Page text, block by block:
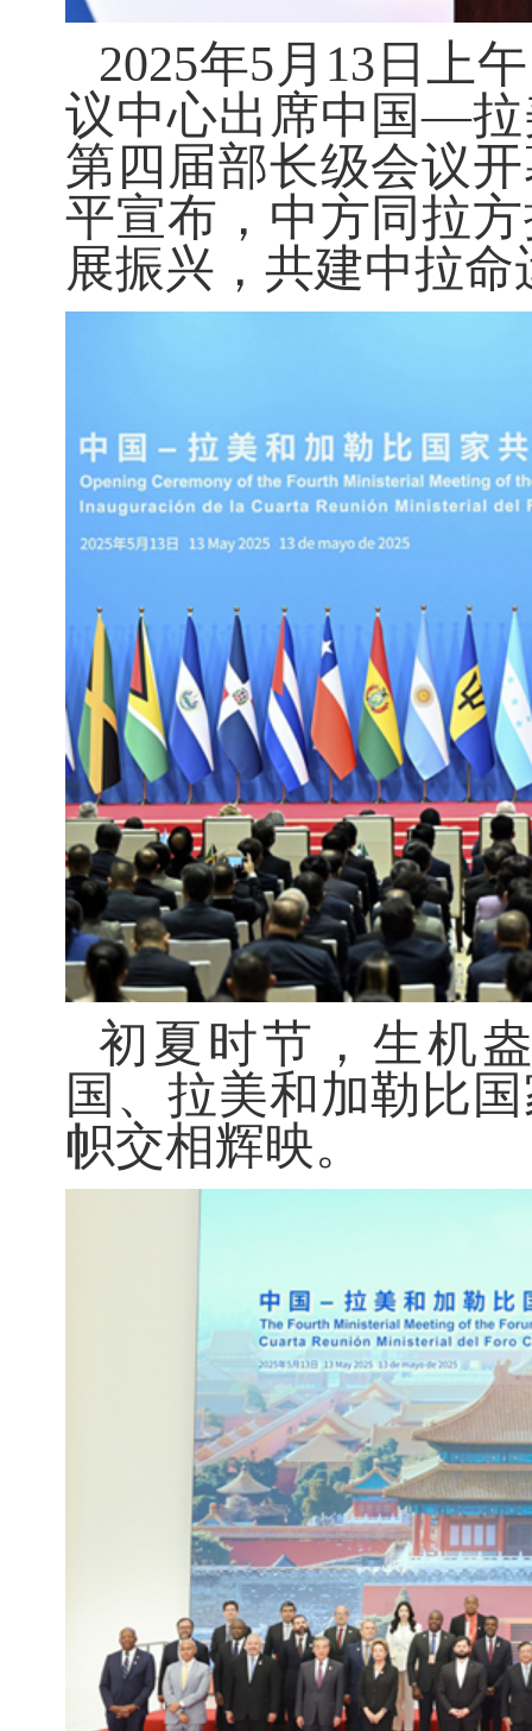
2025年5月13日上
议中心出席中国—拉
第四届部长级会议
平宣布，中方同拉
展振兴，共建中拉
初夏时节，生机
国、拉美和加勒比
帜交相辉映。